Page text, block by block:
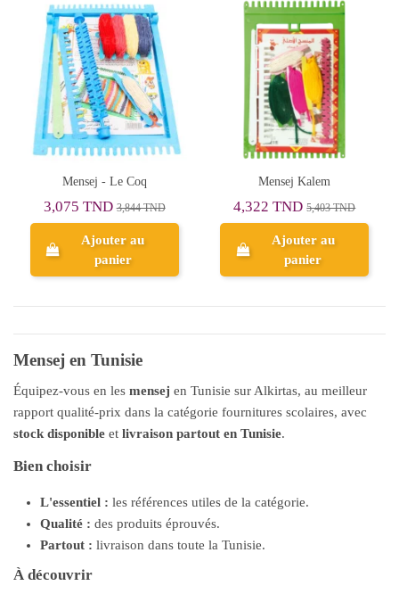
Mensej - Le Coq
3,075 TND3,844 TND
Ajouter au
panier
Mensej Kalem
4,322 TND5,403 TND
Ajouter au
panier
Mensej en Tunisie
Équipez-vous en les mensej en Tunisie sur Alkirtas, au meilleur
rapport qualité-prix dans la catégorie fournitures scolaires, avec
stock disponible et livraison partout en Tunisie.
Bien choisir
L'essentiel : les références utiles de la catégorie.
Qualité : des produits éprouvés.
Partout : livraison dans toute la Tunisie.
À découvrir